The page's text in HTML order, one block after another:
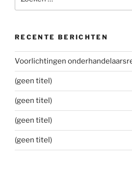
naar:
RECENTE BERICHTEN
Voorlichtingen
(geen titel)
(geen titel)
(geen titel)
(geen titel)